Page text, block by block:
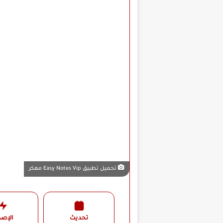
تحميل تطبيق Easy Notes Vip مهكر
تحديث